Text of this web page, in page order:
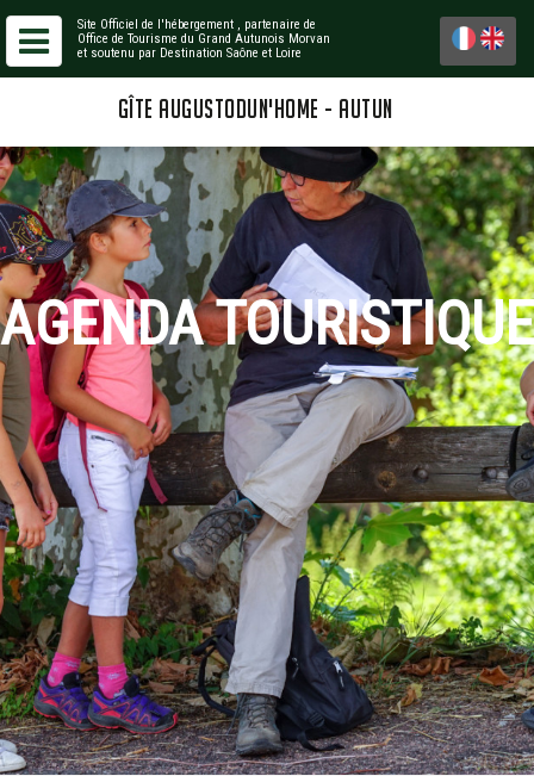
Site Officiel de l'hébergement , partenaire de
Office de Tourisme du Grand Autunois Morvan
et soutenu par Destination Saône et Loire
GÎTE AUGUSTODUN'HOME - AUTUN
AGENDA TOURISTIQUE